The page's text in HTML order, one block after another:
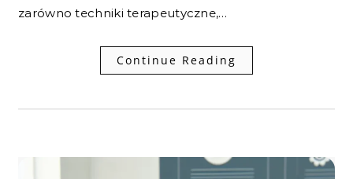
zarówno techniki terapeutyczne,…
Continue Reading